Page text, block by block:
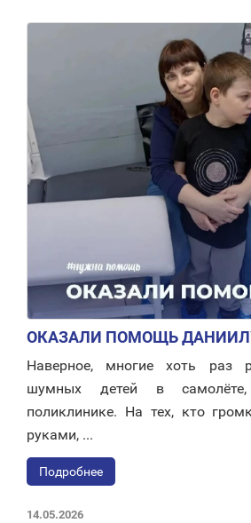
ОКАЗАЛИ ПОМОЩЬ
Наверное, многие хоть раз
шумных детей в
поликлинике. На тех, кто
руками, ...
Подробнее
14.05.2026